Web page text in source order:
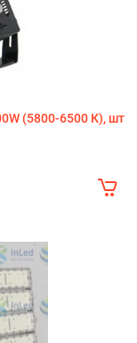
(5800-6500 К), шт